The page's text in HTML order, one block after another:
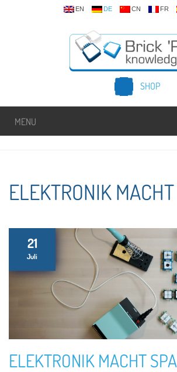
EN DE CN FR
SHOP
MENU
ELEKTRONIK MACHT
21
Juli
ELEKTRONIK MACHT